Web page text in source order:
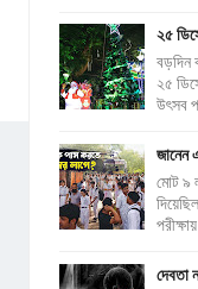
২৫
বড়দিন
২৫
উৎসব
জানেন
মোট ৯
দেবতা